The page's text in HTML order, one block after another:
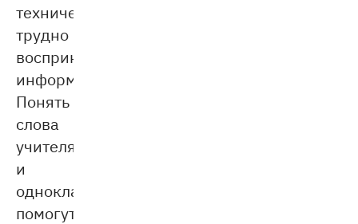
технически
трудно
воспринимать
информацию.
Понять
слова
учителя
и
одноклассников
помогут: